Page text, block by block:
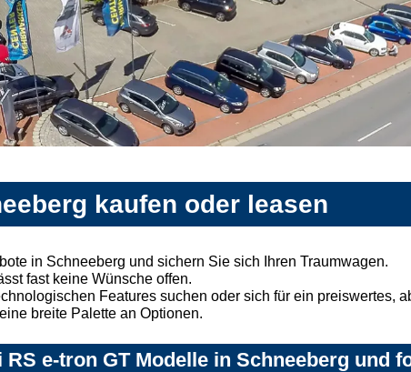
kaufen oder leasen
in Schneeberg und sichern Sie sich Ihren Traumwagen.
fast keine Wünsche offen.
Features suchen oder sich für ein preiswertes,
breite Palette an Optionen.
e-tron GT Modelle in Schneeberg und